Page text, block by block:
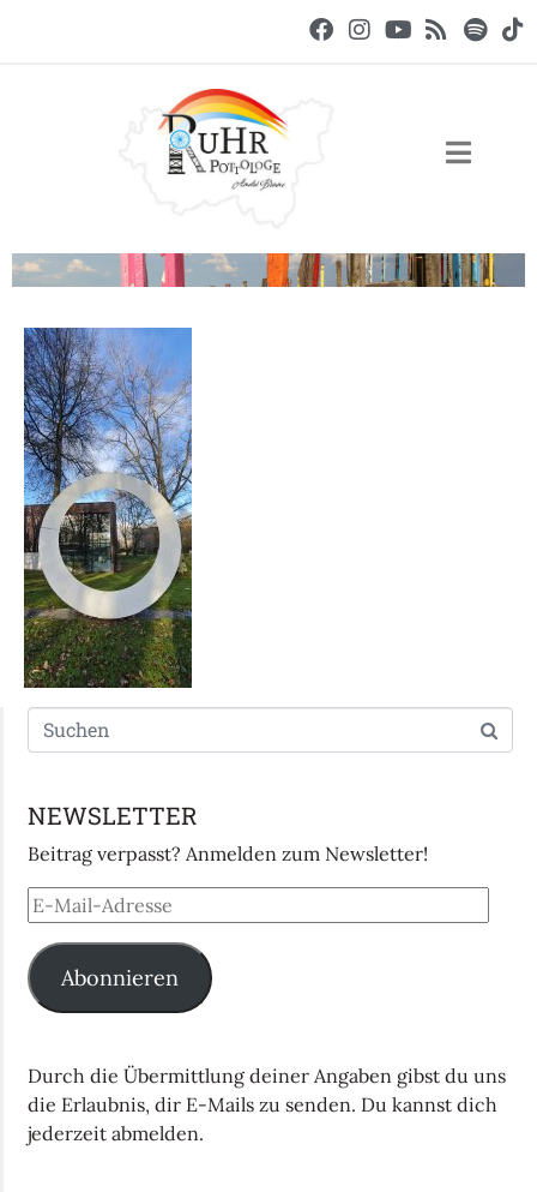
NEWSLETTER
Beitrag verpasst? Anmelden zum Newsletter!
Abonnieren
Durch die Übermittlung deiner Angaben gibst du uns
die Erlaubnis, dir E-Mails zu senden. Du kannst dich
jederzeit abmelden.